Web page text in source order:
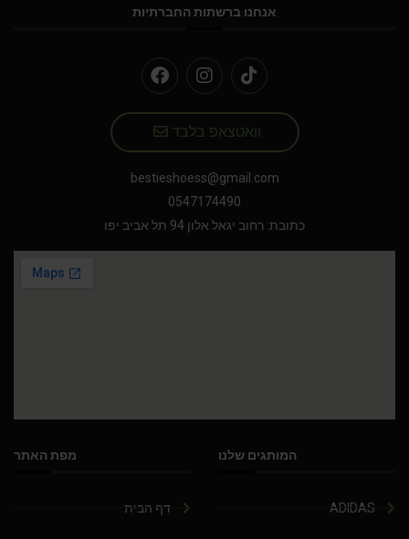
אנחנו ברשתות החברתיות
וואטצאפ בלבד
bestieshoess@gmail.com
0547174490
כתובת: רחוב יגאל אלון 94 תל אביב יפו
המותגים שלנו
ADIDAS
מפת האתר
דף הבית